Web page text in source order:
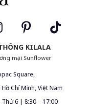
KILALA
mại Sunflower
Square,
Chí Minh, Việt Nam
Thứ 6 | 8:30 – 17:00